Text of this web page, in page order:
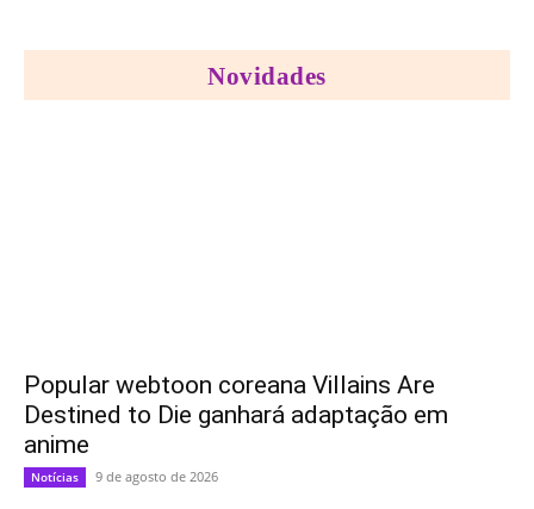
Novidades
Popular webtoon coreana Villains Are
Destined to Die ganhará adaptação em
anime
Notícias 9 de agosto de 2026